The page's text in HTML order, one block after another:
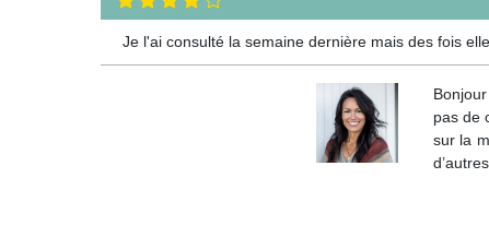
Je l'ai consulté la semaine dernière mais des fois
pas de
sur la